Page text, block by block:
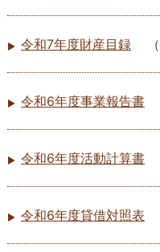
令和7年度財産目録 （
令和6年度事業報告書
令和6年度活動計算書
令和6年度貸借対照表